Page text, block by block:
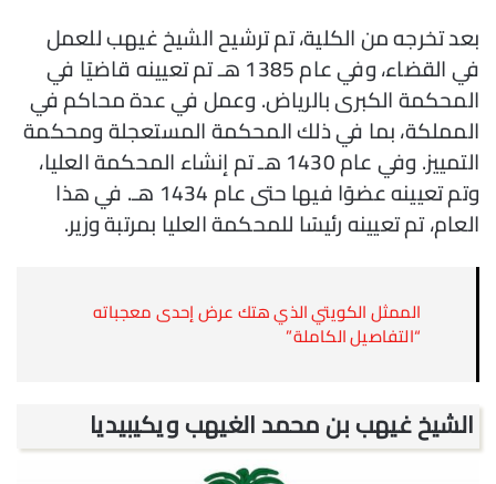
بعد تخرجه من الكلية، تم ترشيح الشيخ غيهب للعمل
في القضاء، وفي عام 1385 هـ تم تعيينه قاضيًا في
المحكمة الكبرى بالرياض. وعمل في عدة محاكم في
المملكة، بما في ذلك المحكمة المستعجلة ومحكمة
التمييز. وفي عام 1430 هـ تم إنشاء المحكمة العليا،
وتم تعيينه عضوًا فيها حتى عام 1434 هـ. في هذا
العام، تم تعيينه رئيسًا للمحكمة العليا بمرتبة وزير.
الممثل الكويتي الذي هتك عرض إحدى معجباته
“التفاصيل الكاملة”
الشيخ غيهب بن محمد الغيهب ويكيبيديا